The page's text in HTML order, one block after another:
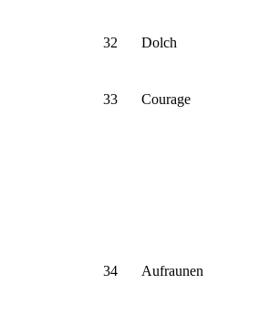
32 Dolch
33 Courage
34 Aufraunen